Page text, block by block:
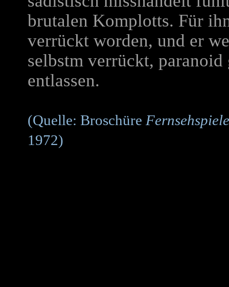
brutalen Komplotts. Für
verrückt worden, und er
selbstm verrückt,
entlassen.
(Quelle: Broschüre
1972)